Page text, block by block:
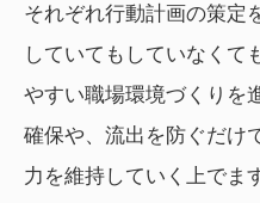
それぞれ行動計画の策定
していてもしていなくて
やすい職場環境づくりを
確保や、流出を防ぐだけ
力を維持していく上でま